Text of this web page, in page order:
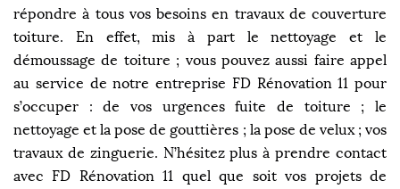
répondre à tous vos besoins en travaux de couverture
toiture. En effet, mis à part le nettoyage et le
démoussage de toiture ; vous pouvez aussi faire appel
au service de notre entreprise FD Rénovation 11 pour
s’occuper : de vos urgences fuite de toiture ; le
nettoyage et la pose de gouttières ; la pose de velux ; vos
travaux de zinguerie. N’hésitez plus à prendre contact
avec FD Rénovation 11 quel que soit vos projets de